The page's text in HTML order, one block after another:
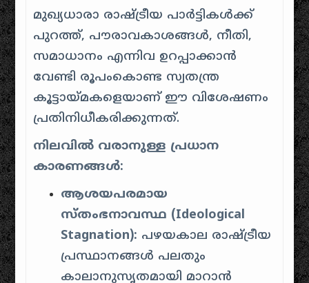
മുഖ്യധാരാ രാഷ്ട്രീയ പാർട്ടികൾക്ക്
പുറത്ത്, പൗരാവകാശങ്ങൾ, നീതി,
സമാധാനം എന്നിവ ഉറപ്പാക്കാൻ
വേണ്ടി രൂപംകൊണ്ട സ്വതന്ത്ര
കൂട്ടായ്മകളെയാണ് ഈ വിശേഷണം
പ്രതിനിധീകരിക്കുന്നത്.
നിലവിൽ വരാനുള്ള പ്രധാന
കാരണങ്ങൾ:
ആശയപരമായ
സ്തംഭനാവസ്ഥ (Ideological
Stagnation): പഴയകാല രാഷ്ട്രീയ
പ്രസ്ഥാനങ്ങൾ പലതും
കാലാനുസൃതമായി മാറാൻ